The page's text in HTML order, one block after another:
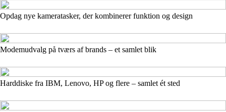
Opdag nye kameratasker, der kombinerer funktion og design
Modemudvalg på tværs af brands – et samlet blik
Harddiske fra IBM, Lenovo, HP og flere – samlet ét sted